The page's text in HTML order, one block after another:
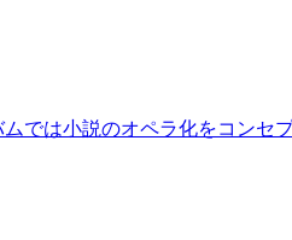
では小説のオペラ化をコン